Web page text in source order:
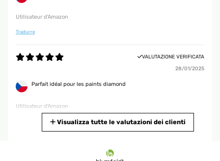
Utilisateur d'Amazon
Tradurre
VALUTAZIONE VERIFICATA
28/01/2025
Parfait idéal pour les paints diamond
Utilisateur d'Amazon
Visualizza tutte le valutazioni dei clienti